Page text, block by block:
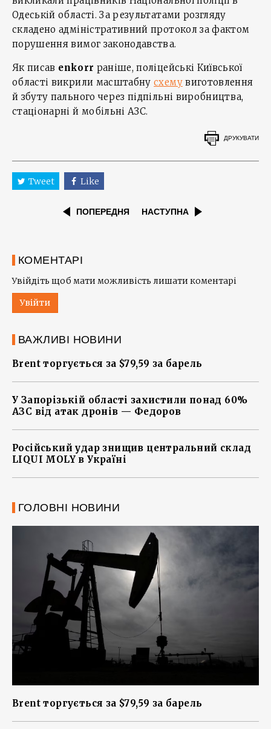
Одеській області. За результатами розгляду
складено адміністративний протокол за фактом
порушення вимог законодавства.
Як писав enkorr раніше, поліцейські Київської
області викрили масштабнусхемувиготовлення
й збуту пального через підпільні виробництва,
стаціонарні й мобільні АЗС.
ДРУКУВАТИ
Tweet Like
ПОПЕРЕДНЯ НАСТУПНА
КОМЕНТАРІ
Увійдіть щоб мати можливість лишати коментарі
Увійти
ВАЖЛИВІ НОВИНИ
Brent торгується за $79,59 за барель
У Запорізькій області захистили понад 60%
АЗС від атак дронів — Федоров
Російський удар знищив центральний склад
LIQUI MOLY в Україні
ГОЛОВНІ НОВИНИ
Brent торгується за $79,59 за барель